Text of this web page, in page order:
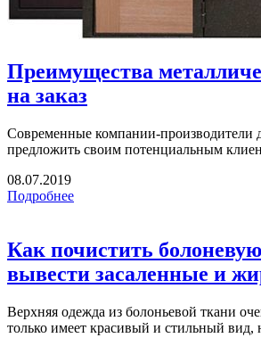
Преимущества
на заказ
Современные компании-производители
предложить своим потенциальным
08.07.2019
Подробнее
Как почистить
вывести засаленные и
Верхняя одежда из болоньевой ткани
только имеет красивый и стильный вид,